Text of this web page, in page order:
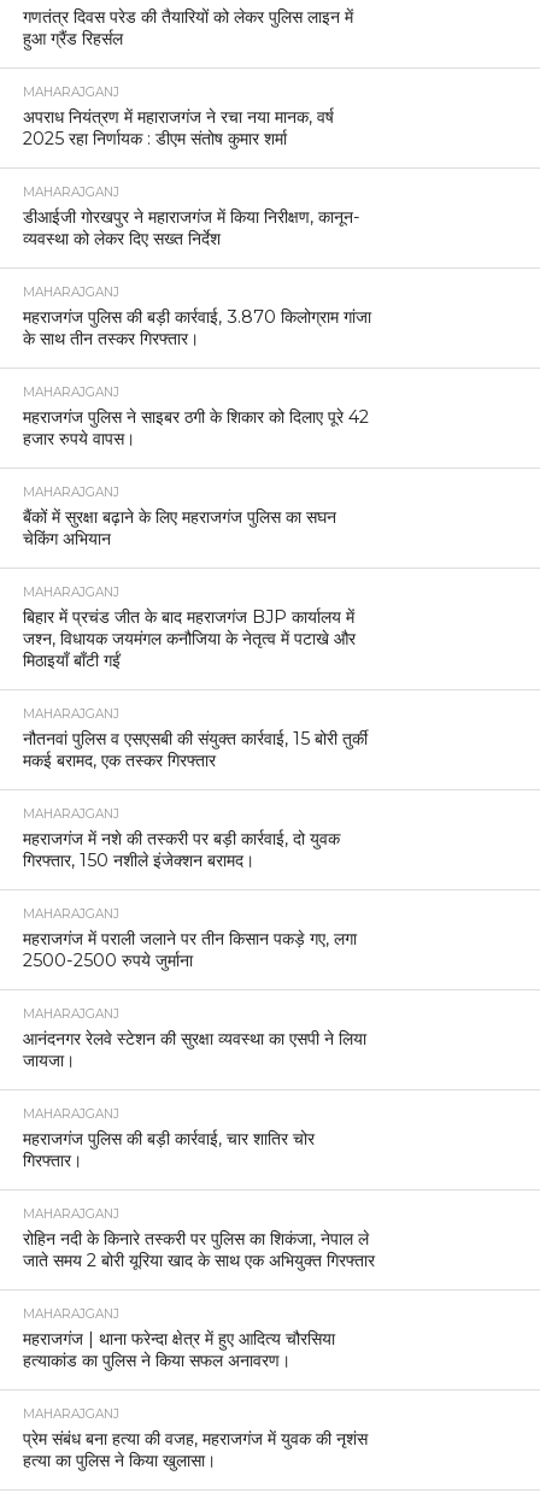
गणतंत्र दिवस परेड की तैयारियों को लेकर पुलिस लाइन में
हुआ ग्रैंड रिहर्सल
MAHARAJGANJ
अपराध नियंत्रण में महाराजगंज ने रचा नया मानक, वर्ष
2025 रहा निर्णायक : डीएम संतोष कुमार शर्मा
MAHARAJGANJ
डीआईजी गोरखपुर ने महाराजगंज में किया निरीक्षण, कानून-
व्यवस्था को लेकर दिए सख्त निर्देश
MAHARAJGANJ
महराजगंज पुलिस की बड़ी कार्रवाई, 3.870 किलोग्राम गांजा
के साथ तीन तस्कर गिरफ्तार।
MAHARAJGANJ
महराजगंज पुलिस ने साइबर ठगी के शिकार को दिलाए पूरे 42
हजार रुपये वापस।
MAHARAJGANJ
बैंकों में सुरक्षा बढ़ाने के लिए महराजगंज पुलिस का सघन
चेकिंग अभियान
MAHARAJGANJ
बिहार में प्रचंड जीत के बाद महराजगंज BJP कार्यालय में
जश्न, विधायक जयमंगल कनौजिया के नेतृत्व में पटाखे और
मिठाइयाँ बाँटी गईं
MAHARAJGANJ
नौतनवां पुलिस व एसएसबी की संयुक्त कार्रवाई, 15 बोरी तुर्की
मकई बरामद, एक तस्कर गिरफ्तार
MAHARAJGANJ
महराजगंज में नशे की तस्करी पर बड़ी कार्रवाई, दो युवक
गिरफ्तार, 150 नशीले इंजेक्शन बरामद।
MAHARAJGANJ
महराजगंज में पराली जलाने पर तीन किसान पकड़े गए, लगा
2500-2500 रुपये जुर्माना
MAHARAJGANJ
आनंदनगर रेलवे स्टेशन की सुरक्षा व्यवस्था का एसपी ने लिया
जायजा।
MAHARAJGANJ
महराजगंज पुलिस की बड़ी कार्रवाई, चार शातिर चोर
गिरफ्तार।
MAHARAJGANJ
रोहिन नदी के किनारे तस्करी पर पुलिस का शिकंजा, नेपाल ले
जाते समय 2 बोरी यूरिया खाद के साथ एक अभियुक्त गिरफ्तार
MAHARAJGANJ
महराजगंज | थाना फरेन्दा क्षेत्र में हुए आदित्य चौरसिया
हत्याकांड का पुलिस ने किया सफल अनावरण।
MAHARAJGANJ
प्रेम संबंध बना हत्या की वजह, महराजगंज में युवक की नृशंस
हत्या का पुलिस ने किया खुलासा।